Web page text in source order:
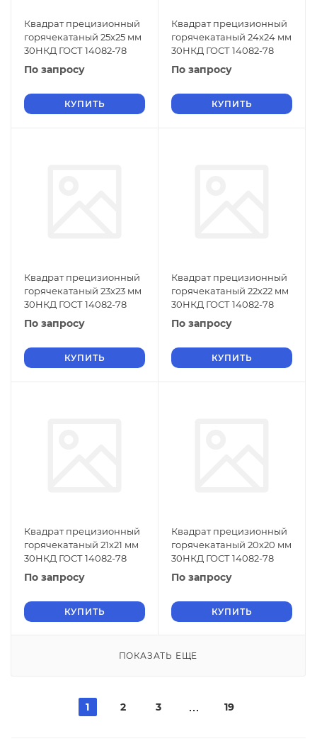
Квадрат прецизионный
горячекатаный 25х25 мм
30НКД ГОСТ 14082-78
По запросу
КУПИТЬ
Квадрат прецизионный
горячекатаный 24х24 мм
30НКД ГОСТ 14082-78
По запросу
КУПИТЬ
Квадрат прецизионный
горячекатаный 23х23 мм
30НКД ГОСТ 14082-78
По запросу
КУПИТЬ
Квадрат прецизионный
горячекатаный 22х22 мм
30НКД ГОСТ 14082-78
По запросу
КУПИТЬ
Квадрат прецизионный
горячекатаный 21х21 мм
30НКД ГОСТ 14082-78
По запросу
КУПИТЬ
Квадрат прецизионный
горячекатаный 20х20 мм
30НКД ГОСТ 14082-78
По запросу
КУПИТЬ
ПОКАЗАТЬ ЕЩЕ
1 2 3 19